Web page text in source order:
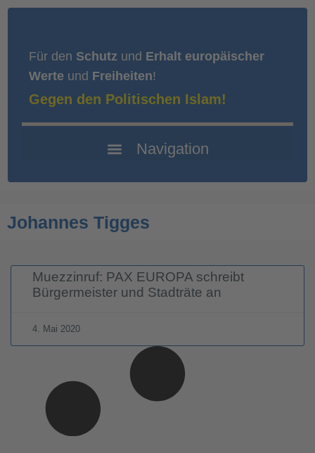
Für den Schutz und Erhalt europäischer
Werte und Freiheiten!
Gegen den Politischen Islam!
Johannes Tigges
Muezzinruf: PAX EUROPA schreibt
Bürgermeister und Stadträte an
4. Mai 2020